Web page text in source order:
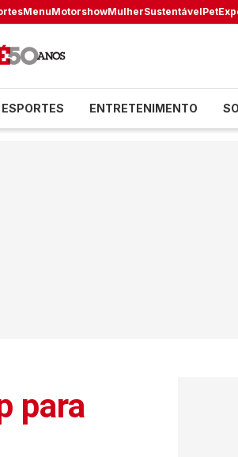
MenuMotorshowMulherSustentávelPet
ESPORTES ENTRETENIMENTO
para